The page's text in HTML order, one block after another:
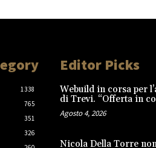
1338
765
351
326
Editor Picks
Webuild in corsa per
di Trevi. “Offerta in
Agosto 4, 2026
Nicola Della Torre